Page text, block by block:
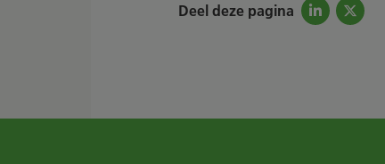
Deel deze pagina